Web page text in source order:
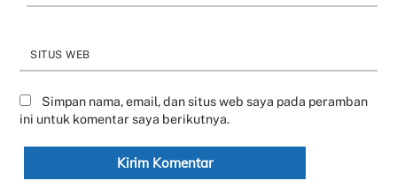
SITUS WEB
Simpan nama, email, dan situs web saya pada peramban
ini untuk komentar saya berikutnya.